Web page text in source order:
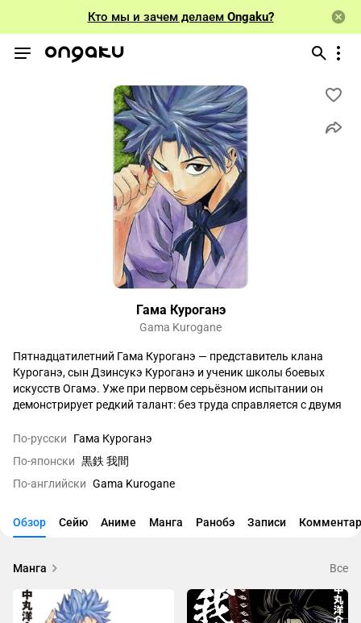
Кто мы и зачем делаем Ongaku?
Гама Куроганэ
Gama Kurogane
Пятнадцатилетний Гама Куроганэ — представитель клана
Куроганэ, сын Дзинсукэ Куроганэ и ученик школы боевых
искусств Огамэ. Уже при первом серьёзном испытании он
демонстрирует редкий талант: без труда справляется с двумя
чтобы проверить его навыки.
По характеру Гама азартен и любит соперничество, поэтому
быстро соглашается присоединиться к «Логову демонов» под
превзойти его. От боя к бою он заметно растёт,
подстраивается под противников и благодаря постоянному
опытными бойцами.
При всей своей боевой страсти Гама руководствуется
сильным чувством справедливости: он не станет сражаться с
По-русски
Гама Куроганэ
По-японски 黒鉄 我間
По-английски Gama Kurogane
Обзор Сейю Аниме Манга Ранобэ Записи
Манга Все